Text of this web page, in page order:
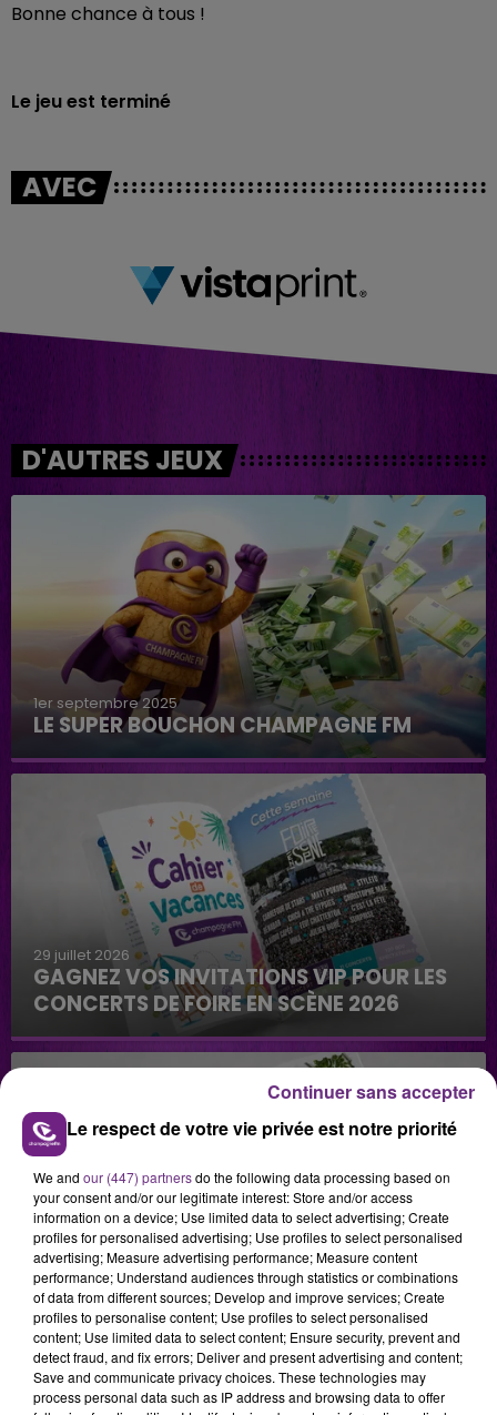
Bonne chance à tous !
Le jeu est terminé
AVEC
D'AUTRES JEUX
1er septembre 2025
LE SUPER BOUCHON CHAMPAGNE FM
29 juillet 2026
GAGNEZ VOS INVITATIONS VIP POUR LES
CONCERTS DE FOIRE EN SCÈNE 2026
29 juillet 2026
GAGNEZ VOTRE SÉJOUR AU CENTER
PARCS DU LAC D’AILETTE AVEC
CHAMPAGNE FM
LES PODCASTS
Le respect de votre vie privée est notre priorité
We and our (447) partnersdo the following data processing based on
your consent and/or our legitimate interest: Store and/or access
information on a device; Use limited data to select advertising; Create
profiles for personalised advertising; Use profiles to select personalised
advertising; Measure advertising performance; Measure content
performance; Understand audiences through statistics or combinations
of data from different sources; Develop and improve services; Create
profiles to personalise content; Use profiles to select personalised
content; Use limited data to select content; Ensure security, prevent and
detect fraud, and fix errors; Deliver and present advertising and content;
Save and communicate privacy choices. These technologies may
process personal data such as IP address and browsing data to offer
Continuer sans accepter